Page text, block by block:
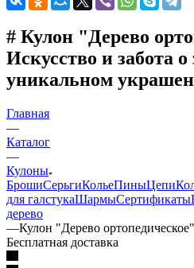
# Кулон "Дерево
Искусство и забота
уникальном
Главная
—
Каталог
—
Кулоны
БрошиСерьгиКольеПиныЦепи
для галстукаШармыСертификаты
дерево
—Кулон "Дерево ортопедическое"
Бесплатная доставка